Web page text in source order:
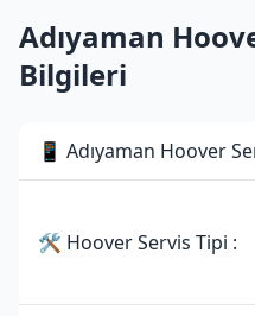
Adıyaman
Bilgileri
📱 Adıyaman Hoover
🛠 Hoover Servis Tipi :